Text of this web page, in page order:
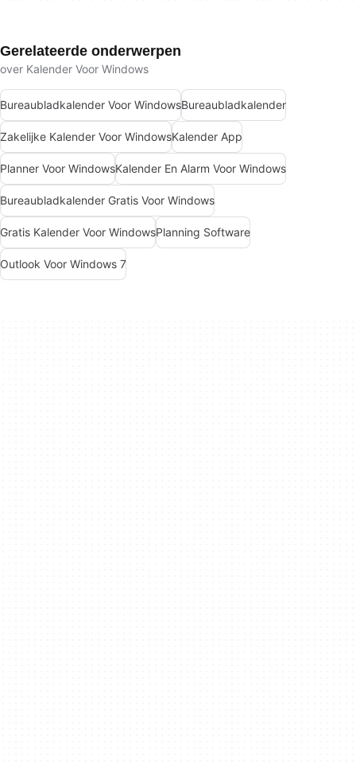
Gerelateerde onderwerpen
over Kalender Voor Windows
Bureaubladkalender Voor WindowsBureaubladkalender
Zakelijke Kalender Voor WindowsKalender App
Planner Voor WindowsKalender En Alarm Voor Windows
Bureaubladkalender Gratis Voor Windows
Gratis Kalender Voor WindowsPlanning Software
Outlook Voor Windows 7